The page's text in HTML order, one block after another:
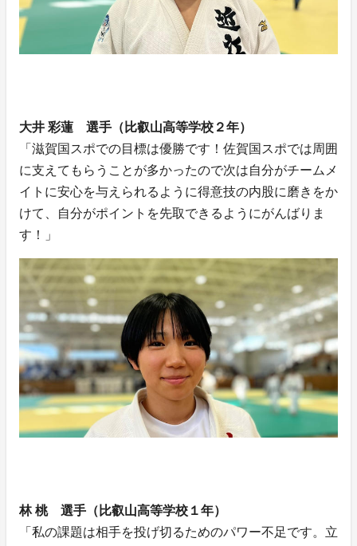
大井 彩蓮 選手（比叡山高等学校２年）
「滋賀国スポでの目標は優勝です！佐賀国スポでは周囲
に支えてもらうことが多かったので次は自分がチームメ
イトに安心を与えられるように得意技の内股に磨きをか
けて、自分がポイントを先取できるようにがんばりま
す！」
林 桃 選手（比叡山高等学校１年）
「私の課題は相手を投げ切るためのパワー不足です。立